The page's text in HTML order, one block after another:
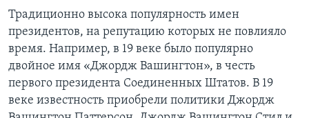
Традиционно высока популярность имен
президентов, на репутацию которых не повлияло
время. Например, в 19 веке было популярно
двойное имя «Джордж Вашингтон», в честь
первого президента Соединенных Штатов. В 19
веке известность приобрели политики Джордж